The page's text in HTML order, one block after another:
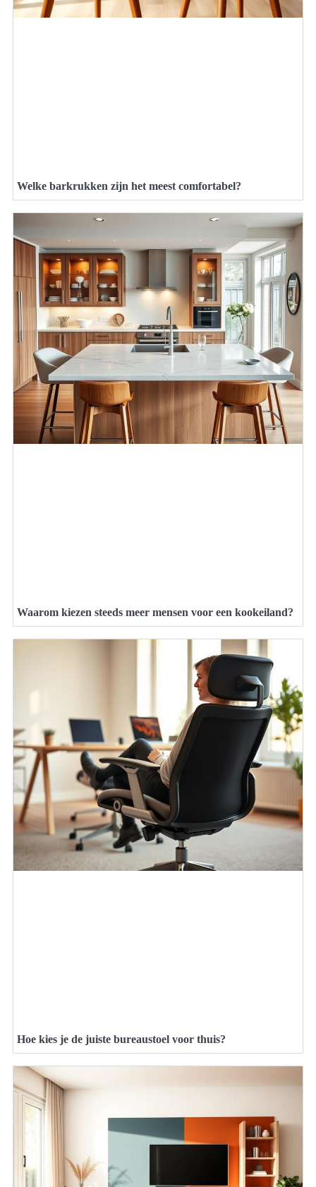
Welke barkrukken zijn het meest comfortabel?
Waarom kiezen steeds meer mensen voor een kookeiland?
Hoe kies je de juiste bureaustoel voor thuis?